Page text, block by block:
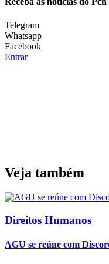
Telegram
Whatsapp
Facebook
Entrar
Veja também
Direitos Humanos
AGU se reúne com